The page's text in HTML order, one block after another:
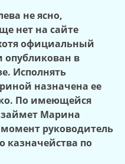
не ясно,
нет на сайте
официальный
опубликован в
Исполнять
назначена ее
По имеющейся
Марина
руководитель
казначейства по